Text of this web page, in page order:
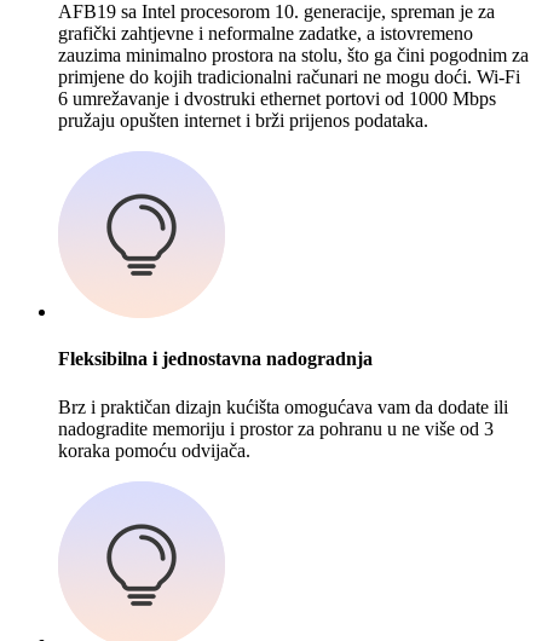
AFB19 sa Intel procesorom 10. generacije, spreman je za
grafički zahtjevne i neformalne zadatke, a istovremeno
zauzima minimalno prostora na stolu, što ga čini pogodnim za
primjene do kojih tradicionalni računari ne mogu doći. Wi-Fi
6 umrežavanje i dvostruki ethernet portovi od 1000 Mbps
pružaju opušten internet i brži prijenos podataka.
Fleksibilna i jednostavna nadogradnja
Brz i praktičan dizajn kućišta omogućava vam da dodate ili
nadogradite memoriju i prostor za pohranu u ne više od 3
koraka pomoću odvijača.